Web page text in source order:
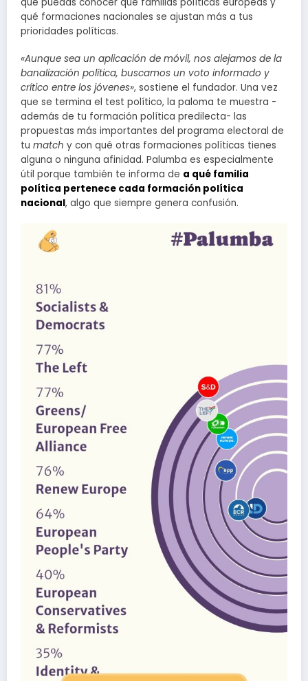
qué formaciones nacionales se ajustan más a tus
prioridades políticas.
«Aunque sea un aplicación de móvil, nos alejamos de la
banalización política, buscamos un voto informado y
crítico entre los jóvenes», sostiene el fundador. Una vez
que se termina el test político, la paloma te muestra -
además de tu formación política predilecta- las
propuestas más importantes del programa electoral de
tu match y con qué otras formaciones políticas tienes
alguna o ninguna afinidad. Palumba es especialmente
útil porque también te informa de a qué familia
política pertenece cada formación política
nacional, algo que siempre genera confusión.